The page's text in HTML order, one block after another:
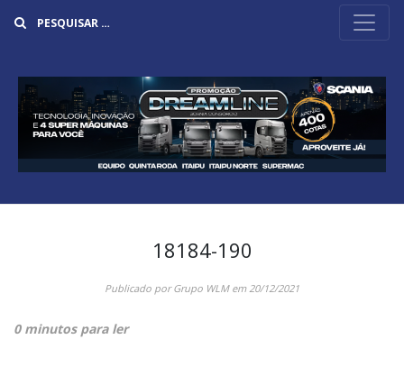
18184-190
Publicado porGrupo WLMem20/12/2021
0 minutos para ler